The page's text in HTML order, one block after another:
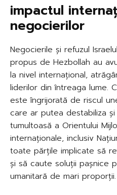
impactul
negocierilor
Negocierile și refuzul
propus de Hezbollah au
la nivel internațional,
liderilor din întreaga lume.
este îngrijorată de riscul
care ar putea destabiliza
tumultoasă a Orientului
internaționale, inclusiv
toate părțile implicate să
și să caute soluții pașnice
umanitară de mari proporții.